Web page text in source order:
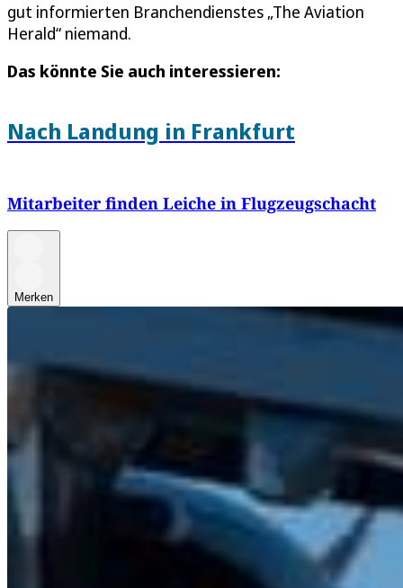
gut informierten Branchendienstes „The Aviation
Herald“ niemand.
Das könnte Sie auch interessieren:
Nach Landung in Frankfurt
Mitarbeiter finden Leiche in Flugzeugschacht
Merken